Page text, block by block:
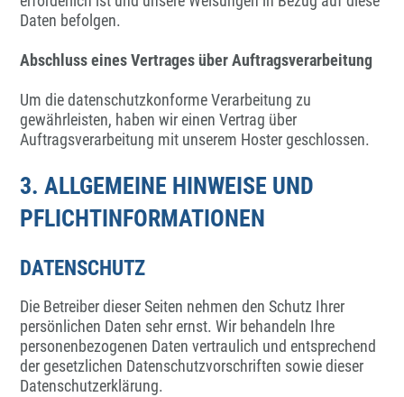
Daten befolgen.
Abschluss eines Vertrages über Auftragsverarbeitung
Um die datenschutzkonforme Verarbeitung zu
gewährleisten, haben wir einen Vertrag über
Auftragsverarbeitung mit unserem Hoster geschlossen.
3. ALLGEMEINE HINWEISE UND
PFLICHTINFORMATIONEN
DATENSCHUTZ
Die Betreiber dieser Seiten nehmen den Schutz Ihrer
persönlichen Daten sehr ernst. Wir behandeln Ihre
personenbezogenen Daten vertraulich und entsprechend
der gesetzlichen Datenschutzvorschriften sowie dieser
Datenschutzerklärung.